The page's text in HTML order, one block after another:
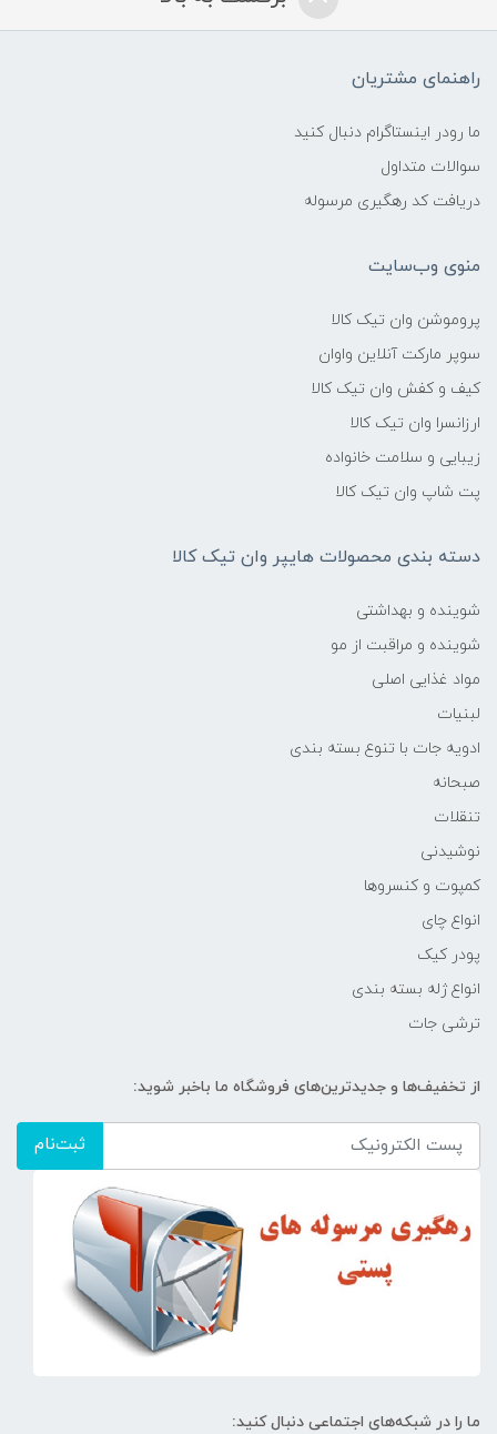
راهنمای مشتریان
ما رودر اینستاگرام دنبال کنید
سوالات متداول
دریافت کد رهگیری مرسوله
منوی وب‌سایت
پروموشن وان تیک کالا
سوپر مارکت آنلاین واوان
کیف و کفش وان تیک کالا
ارزانسرا وان تیک کالا
زیبایی و سلامت خانواده
پت شاپ وان تیک کالا
دسته بندی محصولات هایپر وان تیک کالا
شوینده و بهداشتی
شوینده و مراقبت از مو
مواد غذایی اصلی
لبنیات
ادویه جات با تنوع بسته بندی
صبحانه
تنقلات
نوشیدنی
کمپوت و کنسروها
انواع چای
پودر کیک
انواع ژله بسته بندی
ترشی جات
از تخفیف‌ها و جدیدترین‌های فروشگاه ما باخبر شوید:
ثبت‌نام
ما را در شبکه‌های اجتماعی دنبال کنید: